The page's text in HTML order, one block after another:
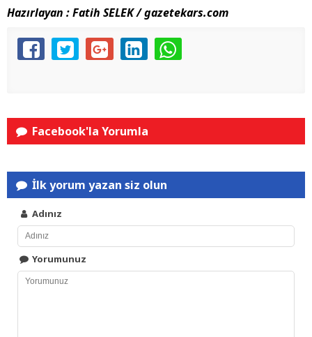
Hazırlayan : Fatih SELEK / gazetekars.com
Facebook'la Yorumla
İlk yorum yazan siz olun
Adınız
Yorumunuz